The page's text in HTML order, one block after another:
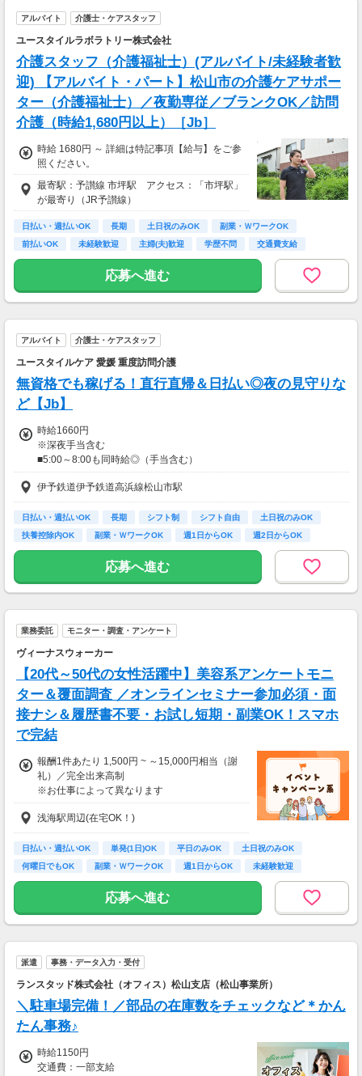
アルバイト 介護士・ケアスタッフ
ユースタイルラボラトリー株式会社
介護スタッフ（介護福祉士）(アルバイト/未経験者歓
迎) 【アルバイト・パート】松山市の介護ケアサポー
ター（介護福祉士）／夜勤専従／ブランクOK／訪問
介護（時給1,680円以上）［Jb］
時給 1680円 ～ 詳細は特記事項【給与】をご参
照ください。
最寄駅：予讃線 市坪駅 アクセス：「市坪駅」
が最寄り（JR予讃線）
日払い・週払いOK 長期 土日祝のみOK
副業・ＷワークOK
前払いOK
未経験歓迎 主婦(夫)歓迎 学歴不問 交通費支給
応募へ進む
アルバイト 介護士・ケアスタッフ
ユースタイルケア 愛媛 重度訪問介護
無資格でも稼げる！直行直帰＆日払い◎夜の見守りな
ど【Jb】
時給1660円
※深夜手当含む
■5:00～8:00も同時給◎（手当含む）
■同行研修中（2～4回）は時給1,300円
★日払いも可能！
振込手数料は会社負担！
利用手数料は驚きの”無料”！
【交通費】
伊予鉄道伊予鉄道高浜線松山市駅
日払い・週払いOK 長期 シフト制 シフト自由
土日祝のみOK
扶養控除内OK
副業・ＷワークOK 週1日からOK 週2日からOK
応募へ進む
業務委託 モニター・調査・アンケート
ヴィーナスウォーカー
【20代～50代の女性活躍中】美容系アンケートモニ
ター＆覆面調査 ／オンラインセミナー参加必須・面
接ナシ＆履歴書不要・お試し短期・副業OK！スマホ
で完結
報酬1件あたり 1,500円 ~ ～15,000円相当（謝
礼）／完全出来高制
※お仕事によって異なります
※アンケート回答後、内容確認・承認を経て謝
礼をお支払いします
【お仕事の一例】
◆ 美容サプリのお試しモニター
キレイになりながらポイントがもらえる、人気
のモニターです！
・所要時間：10～20分
・謝礼金 ：500PT（1P＝1円）＋商品提供あ
◆ コスメのお試しモニター
ュー！
美容好きにぴったりの、楽しみながらできるお
浅海駅周辺(在宅OK！)
日払い・週払いOK 単発(1日)OK 平日のみOK
土日祝のみOK
何曜日でもOK
副業・ＷワークOK 週1日からOK
未経験歓迎
大学生歓迎
応募へ進む
派遣 事務・データ入力・受付
ランスタッド株式会社（オフィス）松山支店（松山事業所）
＼駐車場完備！／部品の在庫数をチェックなど＊かん
たん事務♪
時給1150円
交通費：一部支給